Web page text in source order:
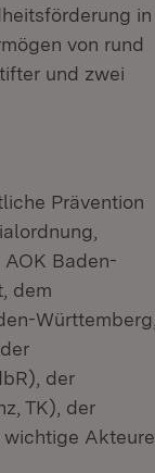
in
von rund
und zwei
Prävention
Baden-
dem
Württemberg,
der
TK), der
wichtige Akteure